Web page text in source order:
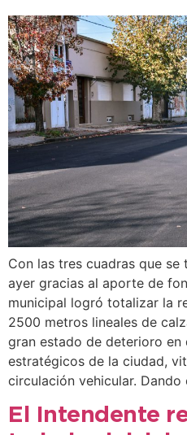
Con las tres cuadras que
ayer gracias al aporte de
municipal logró totalizar la
2500 metros lineales de
gran estado de deterioro
estratégicos de la ciudad,
circulación vehicular.
El Intendente